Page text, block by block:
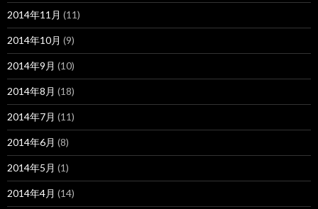
2014年11月 (11)
2014年10月 (9)
2014年9月 (10)
2014年8月 (18)
2014年7月 (11)
2014年6月 (8)
2014年5月 (1)
2014年4月 (14)